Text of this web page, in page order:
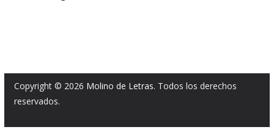
Copyright © 2026 Molino de Letras. Todos los derechos
reservados.